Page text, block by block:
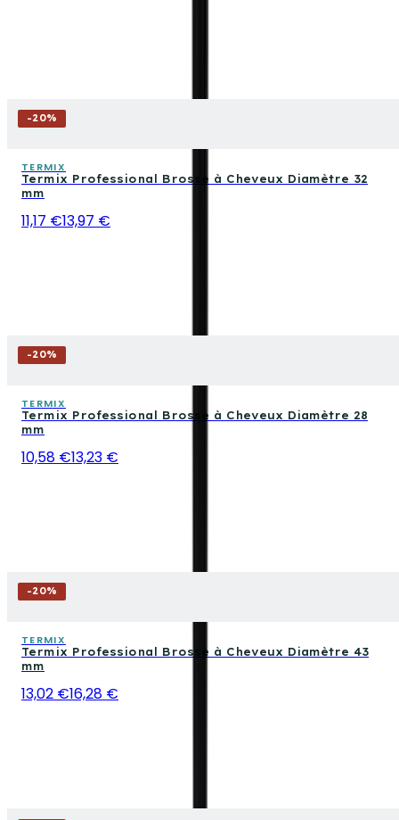
-20%
TERMIX
Termix Professional Brosse à Cheveux Diamètre 32
mm
11,17 €13,97 €
-20%
TERMIX
Termix Professional Brosse à Cheveux Diamètre 28
mm
10,58 €13,23 €
-20%
TERMIX
Termix Professional Brosse à Cheveux Diamètre 43
mm
13,02 €16,28 €